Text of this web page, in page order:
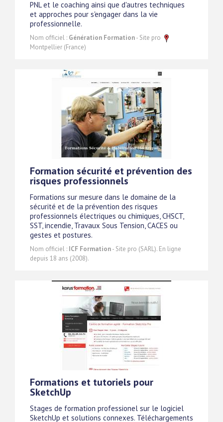
PNL et le coaching ainsi que d'autres techniques
et approches pour s'engager dans la vie
professionnelle.
Nom officiel : Génération Formation- Site pro
Montpellier (France)
Formation sécurité et prévention des
risques professionnels
Formations sur mesure dans le domaine de la
sécurité et de la prévention des risques
professionnels électriques ou chimiques, CHSCT,
SST, incendie, Travaux Sous Tension, CACES ou
gestes et postures.
Nom officiel : ICF Formation- Site pro (SARL). En ligne
depuis 18 ans (2008).
Formations et tutoriels pour
SketchUp
Stages de formation professionel sur le logiciel
SketchUp et solutions connexes. Téléchargements